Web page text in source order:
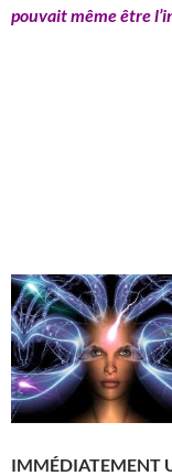
pouvait même être
IMMÉDIATEMENT